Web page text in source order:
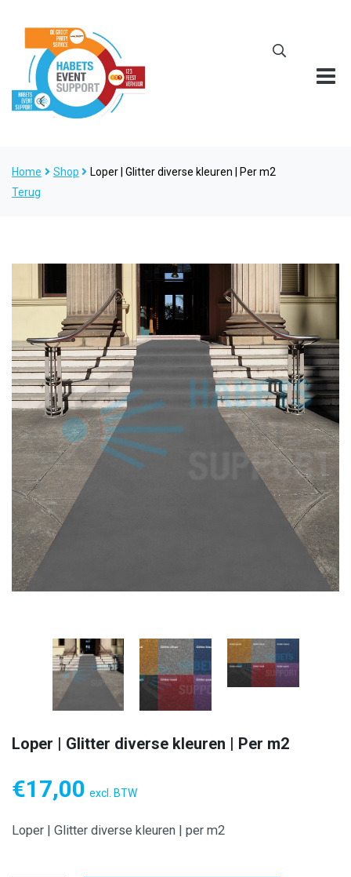
Home Shop
Loper | Glitter diverse kleuren | Per m2
Terug
Loper | Glitter diverse kleuren | Per m2
€17,00 excl. BTW
Loper | Glitter diverse kleuren | per m2